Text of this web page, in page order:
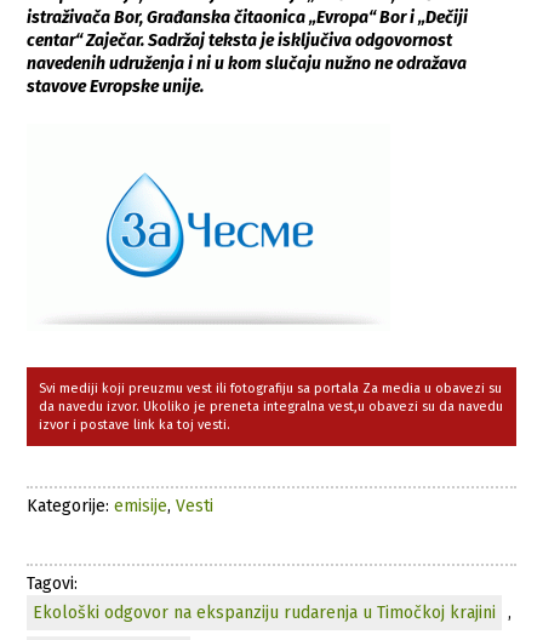
istraživača Bor, Građanska čitaonica „Evropa“ Bor i „Dečiji
centar“ Zaječar. Sadržaj teksta je isključiva odgovornost
navedenih udruženja i ni u kom slučaju nužno ne odražava
stavove Evropske unije.
Svi mediji koji preuzmu vest ili fotografiju sa portala Za media u obavezi su
da navedu izvor. Ukoliko je preneta integralna vest,u obavezi su da navedu
izvor i postave link ka toj vesti.
Kategorije:emisije,Vesti
Tagovi:
Ekološki odgovor na ekspanziju rudarenja u Timočkoj krajini
,